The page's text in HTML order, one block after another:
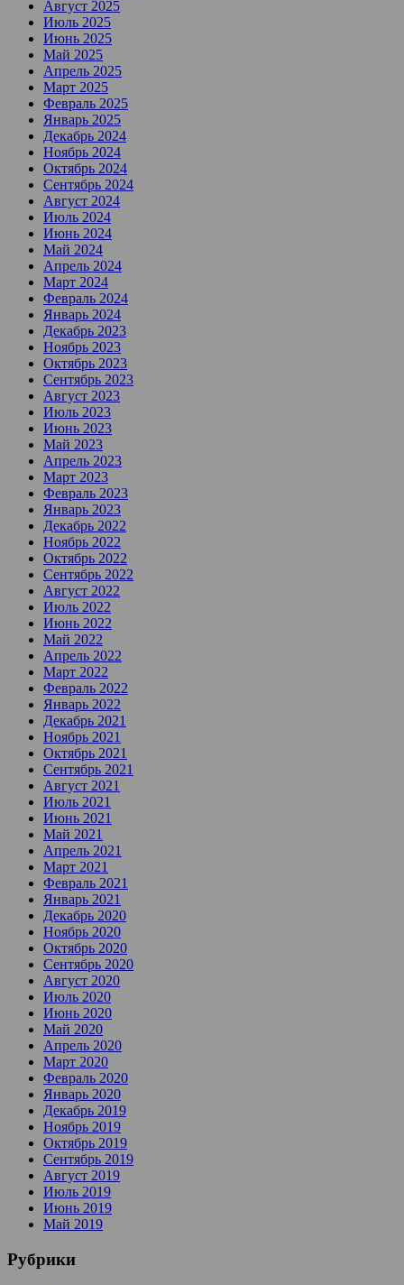
Август 2025
Июль 2025
Июнь 2025
Май 2025
Апрель 2025
Март 2025
Февраль 2025
Январь 2025
Декабрь 2024
Ноябрь 2024
Октябрь 2024
Сентябрь 2024
Август 2024
Июль 2024
Июнь 2024
Май 2024
Апрель 2024
Март 2024
Февраль 2024
Январь 2024
Декабрь 2023
Ноябрь 2023
Октябрь 2023
Сентябрь 2023
Август 2023
Июль 2023
Июнь 2023
Май 2023
Апрель 2023
Март 2023
Февраль 2023
Январь 2023
Декабрь 2022
Ноябрь 2022
Октябрь 2022
Сентябрь 2022
Август 2022
Июль 2022
Июнь 2022
Май 2022
Апрель 2022
Март 2022
Февраль 2022
Январь 2022
Декабрь 2021
Ноябрь 2021
Октябрь 2021
Сентябрь 2021
Август 2021
Июль 2021
Июнь 2021
Май 2021
Апрель 2021
Март 2021
Февраль 2021
Январь 2021
Декабрь 2020
Ноябрь 2020
Октябрь 2020
Сентябрь 2020
Август 2020
Июль 2020
Июнь 2020
Май 2020
Апрель 2020
Март 2020
Февраль 2020
Январь 2020
Декабрь 2019
Ноябрь 2019
Октябрь 2019
Сентябрь 2019
Август 2019
Июль 2019
Июнь 2019
Май 2019
Рубрики